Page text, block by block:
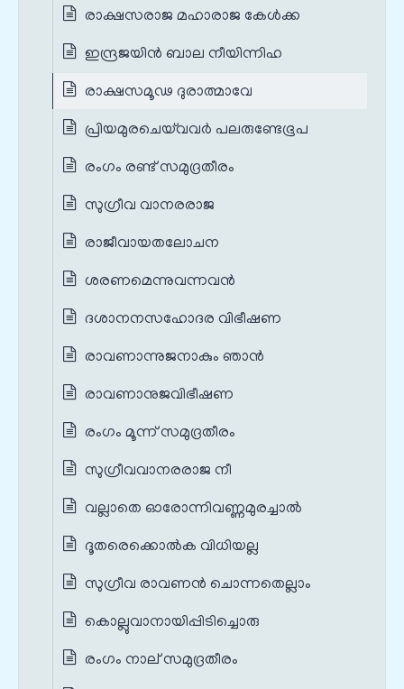
രാക്ഷസരാജ മഹാരാജ കേൾക്ക
ഇന്ദ്രജയിൻ ബാല നീയിന്നിഹ
രാക്ഷസമൂഢ ദുരാത്മാവേ
പ്രിയമുരചെയ്‌വവർ പലരുണ്ടേഭൂപ
രംഗം രണ്ട് സമുദ്രതീരം
സുഗ്രീവ വാനരരാജ
രാജീവായതലോചന
ശരണമെന്നുവന്നവൻ
ദശാനനസഹോദര വിഭീഷണ
രാവണാന്നുജനാകും ഞാൻ
രാവണാനുജവിഭീഷണ
രംഗം മൂന്ന് സമുദ്രതീരം
സുഗ്രീവവാനരരാജ നീ
വല്ലാതെ ഓരോന്നിവണ്ണമുരച്ചാൽ
ദൂതരെക്കൊൽക വിധിയല്ല
സുഗ്രീവ രാവണൻ ചൊന്നതെല്ലാം
കൊല്ലുവാനായിപ്പിടിച്ചൊരു
രംഗം നാല് സമുദ്രതീരം